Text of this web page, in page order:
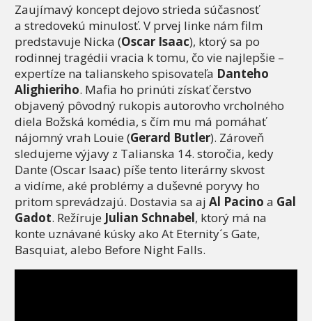
Zaujímavý koncept dejovo strieda súčasnosť
a stredovekú minulosť. V prvej linke nám film
predstavuje Nicka (Oscar Isaac), ktorý sa po
rodinnej tragédii vracia k tomu, čo vie najlepšie –
expertíze na talianskeho spisovateľa Danteho
Alighieriho. Mafia ho prinúti získať čerstvo
objavený pôvodný rukopis autorovho vrcholného
diela Božská komédia, s čím mu má pomáhať
nájomný vrah Louie (Gerard Butler). Zároveň
sledujeme výjavy z Talianska 14. storočia, kedy
Dante (Oscar Isaac) píše tento literárny skvost
a vidíme, aké problémy a duševné poryvy ho
pritom sprevádzajú. Dostavia sa aj Al Pacino a Gal
Gadot. Režíruje Julian Schnabel, ktorý má na
konte uznávané kúsky ako At Eternity´s Gate,
Basquiat, alebo Before Night Falls.